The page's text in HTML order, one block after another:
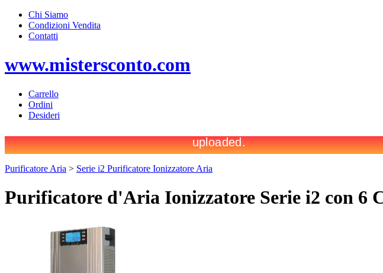
Chi Siamo
Condizioni Vendita
Contatti
www.mistersconto.com
Carrello
Ordini
Desideri
Purificatore Aria > Serie i2 Purificatore Ionizzatore Aria
Purificatore d'Aria Ionizzatore Serie i2 con 6